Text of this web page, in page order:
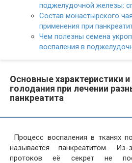
поджелудочной железы:
Состав монастырского
применения при
Чем полезны семена
воспаления в
Основные характеристики и
голодания при лечении
панкреатита
Процесс воспаления в тканях
называется панкреатитом.
протоков её секрет не